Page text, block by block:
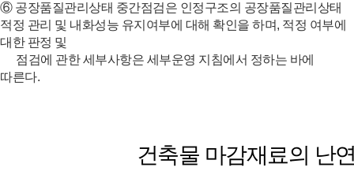
⑥ 공장품질관리상태 중간점검은 인정구조의 공장품질관리상태
적정 관리 및 내화성능 유지여부에 대해 확인을 하며, 적정 여부에
대한 판정 및
점검에 관한 세부사항은 세부운영 지침에서 정하는 바에
따른다.
건축물 마감재료의 난